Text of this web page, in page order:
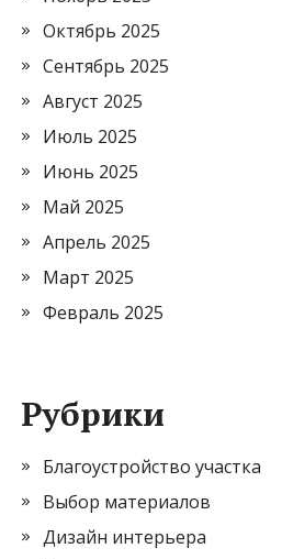
Октябрь 2025
Сентябрь 2025
Август 2025
Июль 2025
Июнь 2025
Май 2025
Апрель 2025
Март 2025
Февраль 2025
Рубрики
Благоустройство участка
Выбор материалов
Дизайн интерьера